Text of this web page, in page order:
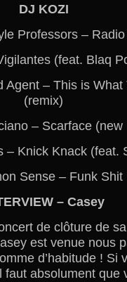
DJ KOZI
Professors – Radio
(feat. Blaq
Agent – This is What
(remix)
– Scarface (new
– Knick Knack (feat.
Sense – Funk Shit
– Casey
de clôture de
est venue nous
d’habitude ! Si
faut absolument que